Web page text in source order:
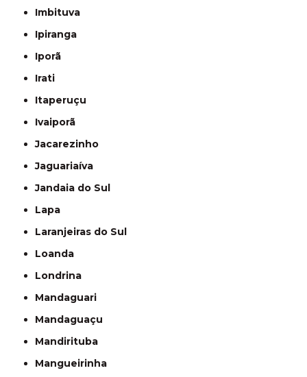
Imbituva
Ipiranga
Iporã
Irati
Itaperuçu
Ivaiporã
Jacarezinho
Jaguariaíva
Jandaia do Sul
Lapa
Laranjeiras do Sul
Loanda
Londrina
Mandaguari
Mandaguaçu
Mandirituba
Mangueirinha